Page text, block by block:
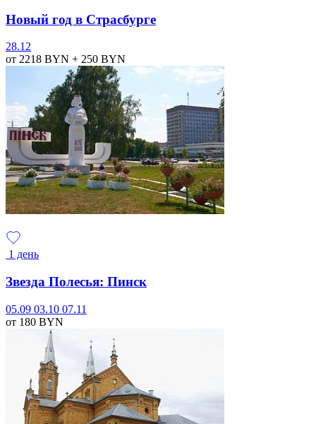
Новый год в Страсбурге
28.12
от 2218 BYN + 250 BYN
1 день
Звезда Полесья: Пинск
05.09 03.10 07.11
от 180 BYN